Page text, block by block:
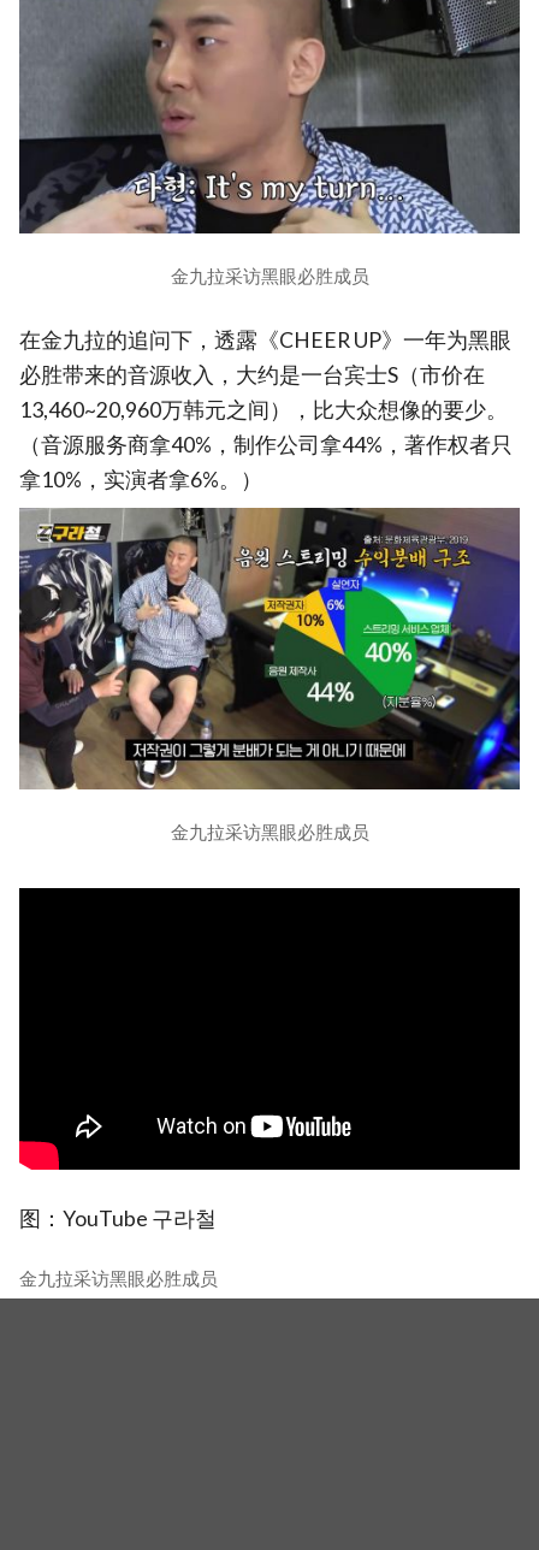
金九拉采访黑眼必胜成员
在金九拉的追问下，透露《CHEER UP》一年为黑眼
必胜带来的音源收入，大约是一台宾士S（市价在
13,460~20,960万韩元之间），比大众想像的要少。
（音源服务商拿40%，制作公司拿44%，著作权者只
拿10%，实演者拿6%。）
金九拉采访黑眼必胜成员
图：YouTube 구라철
金九拉采访黑眼必胜成员